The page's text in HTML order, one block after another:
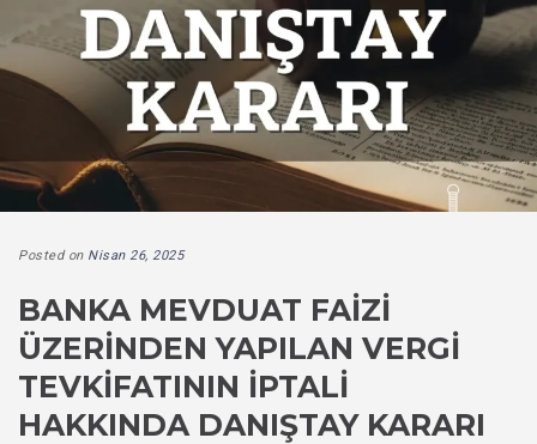
Posted on Nisan 26, 2025
BANKA MEVDUAT FAIZI
ÜZERINDEN YAPILAN VERGI
TEVKIFATININ İPTALI
HAKKINDA DANIŞTAY KARARI